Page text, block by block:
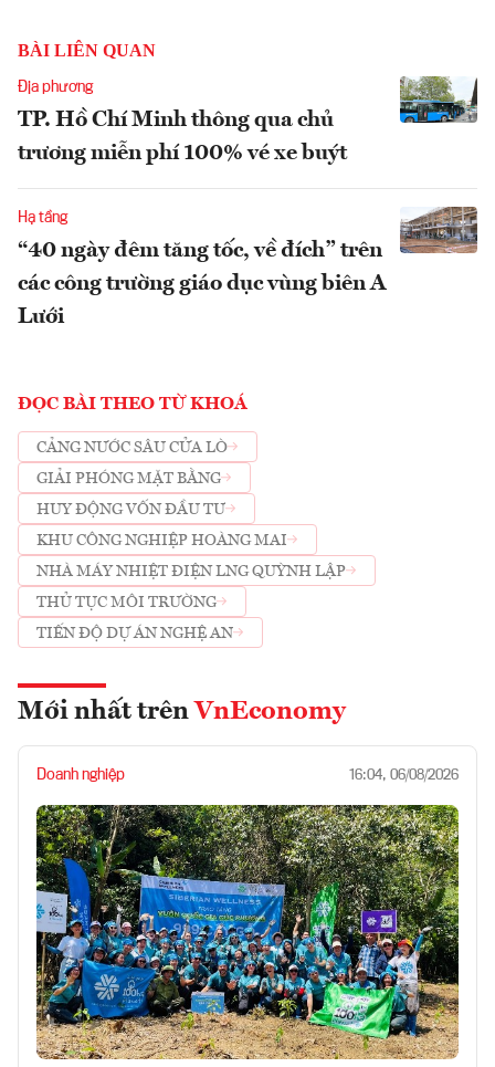
BÀI LIÊN QUAN
Địa phương
TP. Hồ Chí Minh thông qua chủ
trương miễn phí 100% vé xe buýt
Hạ tầng
“40 ngày đêm tăng tốc, về đích” trên
các công trường giáo dục vùng biên A
Lưới
ĐỌC BÀI THEO TỪ KHOÁ
CẢNG NƯỚC SÂU CỬA LÒ
GIẢI PHÓNG MẶT BẰNG
HUY ĐỘNG VỐN ĐẦU TƯ
KHU CÔNG NGHIỆP HOÀNG MAI
NHÀ MÁY NHIỆT ĐIỆN LNG QUỲNH LẬP
THỦ TỤC MÔI TRƯỜNG
TIẾN ĐỘ DỰ ÁN NGHỆ AN
Mới nhất trên VnEconomy
Doanh nghiệp 16:04, 06/08/2026